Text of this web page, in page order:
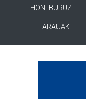
HONI BURUZ
ARAUAK